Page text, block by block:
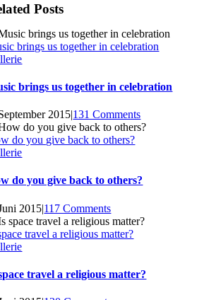
Posts
brings us together in celebration
brings us together in celebration
2015|131 Comments
do you give back to others?
do you give back to others?
2015|117 Comments
travel a religious matter?
travel a religious matter?